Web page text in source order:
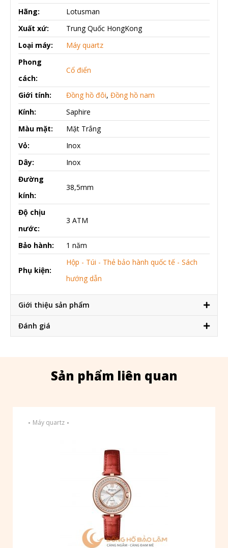
Hãng:
Lotusman
Xuất xứ:
Trung Quốc HongKong
Loại máy:
Máy quartz
Phong
cách:
Cổ điển
Giới tính: Đồng hồ đôi, Đồng hồ nam
Kính:
Saphire
Màu mặt:
Mặt Trắng
Vỏ:
Inox
Dây:
Inox
Đường
kính:
38,5mm
Độ chịu
nước:
3 ATM
Bảo hành: 1 năm
Phụ kiện:
Hộp - Túi - Thẻ bảo hành quốc tế - Sách
hướng dẫn
Giới thiệu sản phẩm
Đánh giá
Sản phẩm liên quan
- Máy quartz -